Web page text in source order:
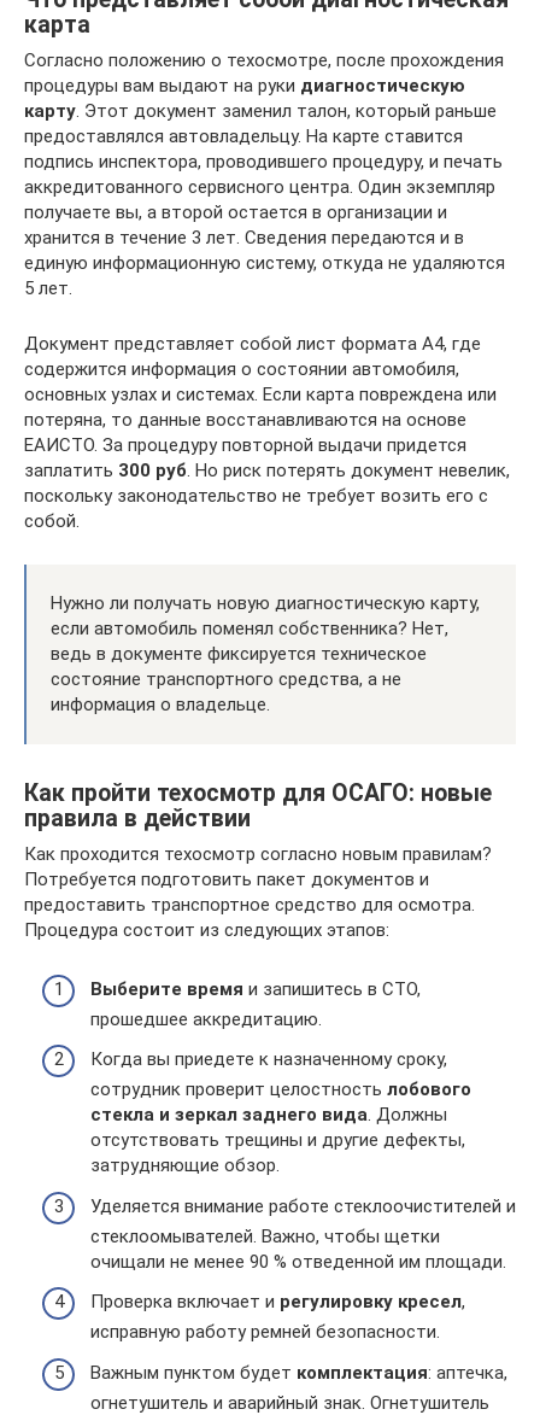
карта
Согласно положению о техосмотре, после прохождения
процедуры вам выдают на руки диагностическую
карту. Этот документ заменил талон, который раньше
предоставлялся автовладельцу. На карте ставится
подпись инспектора, проводившего процедуру, и печать
аккредитованного сервисного центра. Один экземпляр
получаете вы, а второй остается в организации и
хранится в течение 3 лет. Сведения передаются и в
единую информационную систему, откуда не удаляются
5 лет.
Документ представляет собой лист формата А4, где
содержится информация о состоянии автомобиля,
основных узлах и системах. Если карта повреждена или
потеряна, то данные восстанавливаются на основе
ЕАИСТО. За процедуру повторной выдачи придется
заплатить 300 руб. Но риск потерять документ невелик,
поскольку законодательство не требует возить его с
собой.
Нужно ли получать новую диагностическую карту,
если автомобиль поменял собственника? Нет,
ведь в документе фиксируется техническое
состояние транспортного средства, а не
информация о владельце.
Как пройти техосмотр для ОСАГО: новые
правила в действии
Как проходится техосмотр согласно новым правилам?
Потребуется подготовить пакет документов и
предоставить транспортное средство для осмотра.
Процедура состоит из следующих этапов:
Выберите время и запишитесь в СТО,
прошедшее аккредитацию.
Когда вы приедете к назначенному сроку,
сотрудник проверит целостность лобового
стекла и зеркал заднего вида. Должны
отсутствовать трещины и другие дефекты,
затрудняющие обзор.
Уделяется внимание работе стеклоочистителей и
стеклоомывателей. Важно, чтобы щетки
очищали не менее 90 % отведенной им площади.
Проверка включает и регулировку кресел,
исправную работу ремней безопасности.
Важным пунктом будет комплектация: аптечка,
огнетушитель и аварийный знак. Огнетушитель